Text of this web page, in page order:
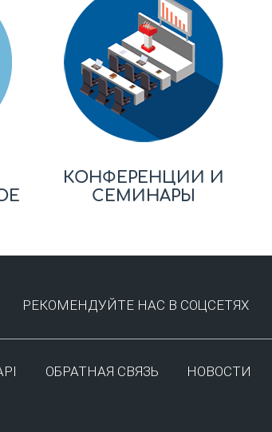
КОНФЕРЕНЦИИ И
СЕМИНАРЫ
РЕКОМЕНДУЙТЕ НАС В СОЦСЕТЯХ
ОБРАТНАЯ СВЯЗЬ НОВОСТИ